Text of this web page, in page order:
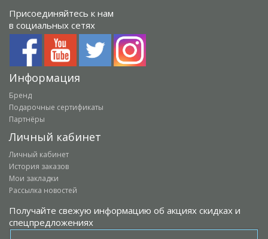
Присоединяйтесь к нам
в социальных сетях
Информация
Бренд
Подарочные сертификаты
Партнёры
Личный кабинет
Личный кабинет
История заказов
Мои закладки
Рассылка новостей
Получайте свежую информацию об акциях скидках и
спецпредложениях